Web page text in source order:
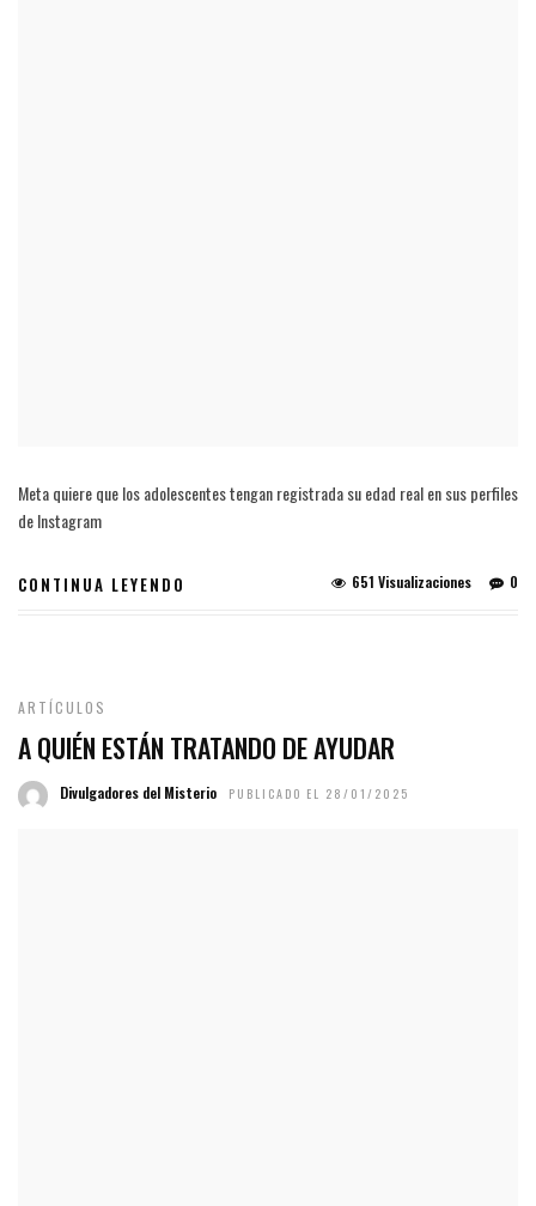
Meta quiere que los adolescentes tengan registrada su edad real en sus perfiles
de Instagram
CONTINUA LEYENDO 0
651 Visualizaciones
ARTÍCULOS
A QUIÉN ESTÁN TRATANDO DE AYUDAR
Divulgadores del Misterio PUBLICADO EL 28/01/2025